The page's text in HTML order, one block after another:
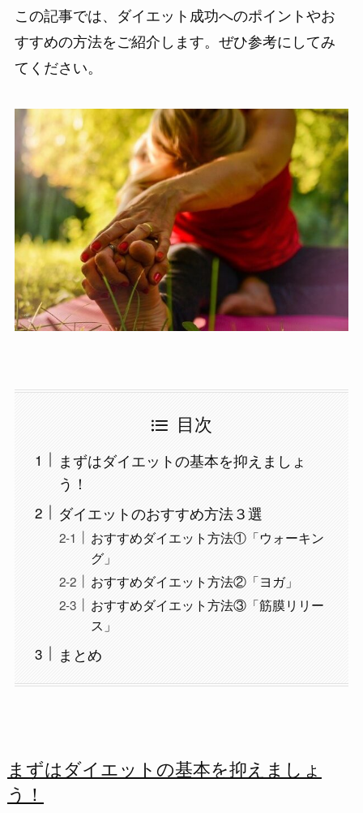
この記事では、ダイエット成功へのポイントやお
すすめの方法をご紹介します。ぜひ参考にしてみ
てください。
目次
まずはダイエットの基本を抑えましょ
う！
ダイエットのおすすめ方法３選
おすすめダイエット方法①「ウォーキン
グ」
おすすめダイエット方法②「ヨガ」
おすすめダイエット方法③「筋膜リリー
ス」
まとめ
まずはダイエットの基本を抑えましょ
う！